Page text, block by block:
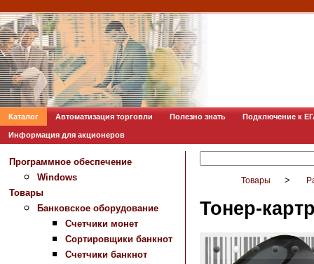
Каталог Автоматизация торговли Полезно знать Подключение к
Информация для акционеров
Программное обеспечение
Windows
Товары
Банковское оборудование
Счетчики монет
Сортировщики банкнот
Счетчики банкнот
Товары >
Тонер-